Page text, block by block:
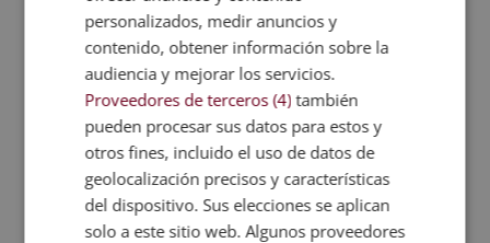
gran satisfacción por recibir
Business Schooltan positivas. Se trata de
pequeños gestos que permiten poder seguir
creciendo cada día y recibir premios como el
Cum Laude de Emagister. Gracias a estos
comentarios siguen mejorando su servicio
educativo y hacen posible una mejor comunidad
estudiantil.
personalizados, medir anuncios y
contenido, obtener información sobre la
audiencia y mejorar los servicios.
Proveedores de terceros (4) también
pueden procesar sus datos para estos y
otros fines, incluido el uso de datos de
geolocalización precisos y características
del dispositivo. Sus elecciones se aplican
solo a este sitio web. Algunos proveedores